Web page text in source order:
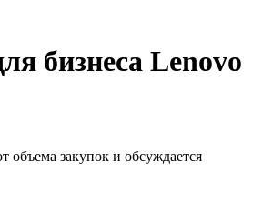
бизнеса Lenovo
объема закупок и обсуждается